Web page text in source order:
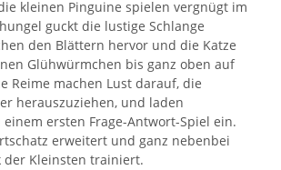
kleinen Pinguine spielen vergnügt im
guckt die lustige Schlange
den Blättern hervor und die Katze
Glühwürmchen bis ganz oben auf
Reime machen Lust darauf, die
herauszuziehen, und laden
ersten Frage-Antwort-Spiel ein.
erweitert und ganz nebenbei
der Kleinsten trainiert.